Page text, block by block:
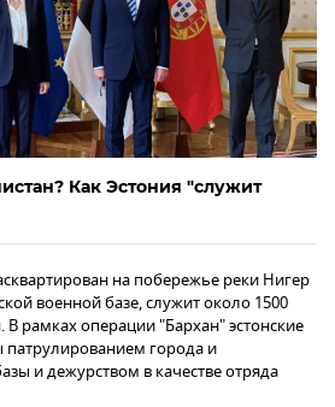
Как Эстония "служит
на побережье реки Нигер
военной базе, служит около 1500
В рамках операции "Бархан" эстонские
города и
и дежурством в качестве отряда